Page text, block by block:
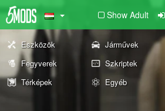
Show Adult
Eszközök Járművek
Fegyverek
Szkriptek
Térképek
Egyéb